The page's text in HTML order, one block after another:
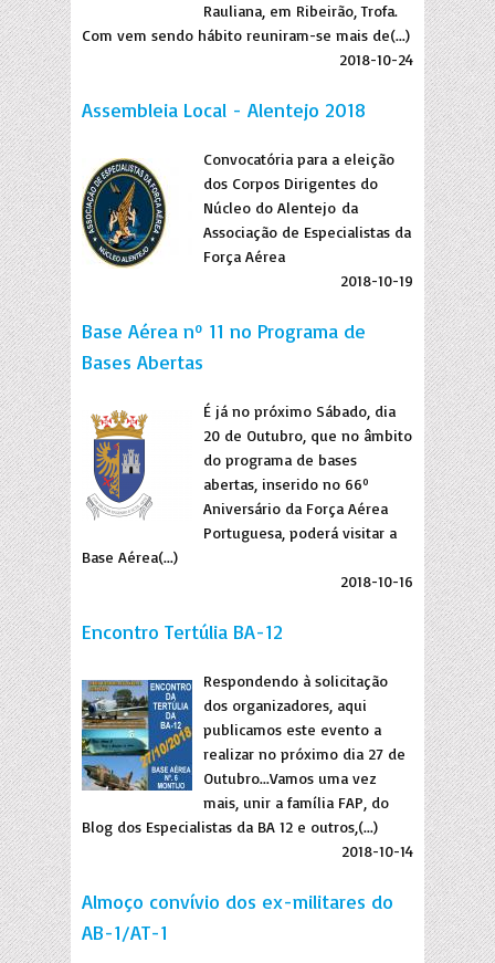
Rauliana, em Ribeirão, Trofa.
Com vem sendo hábito reuniram-se mais de(...)
2018-10-24
Assembleia Local - Alentejo 2018
Convocatória para a eleição
dos Corpos Dirigentes do
Núcleo do Alentejo da
Associação de Especialistas da
Força Aérea
2018-10-19
Base Aérea nº 11 no Programa de
Bases Abertas
É já no próximo Sábado, dia
20 de Outubro, que no âmbito
do programa de bases
abertas, inserido no 66º
Aniversário da Força Aérea
Portuguesa, poderá visitar a
Base Aérea(...)
2018-10-16
Encontro Tertúlia BA-12
Respondendo à solicitação
dos organizadores, aqui
publicamos este evento a
realizar no próximo dia 27 de
Outubro...Vamos uma vez
mais, unir a família FAP, do
Blog dos Especialistas da BA 12 e outros,(...)
2018-10-14
Almoço convívio dos ex-militares do
AB-1/AT-1